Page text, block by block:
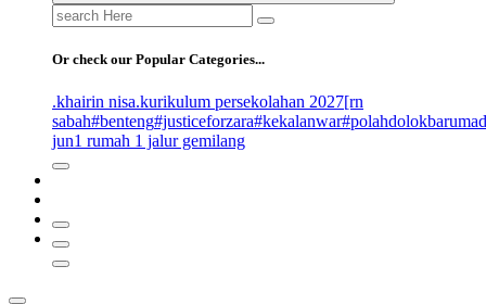
Search
for:
Or check our Popular Categories...
.khairin nisa.kurikulum persekolahan 2027[rn
sabah#benteng#justiceforzara#kekalanwar
jun1 rumah 1 jalur gemilang